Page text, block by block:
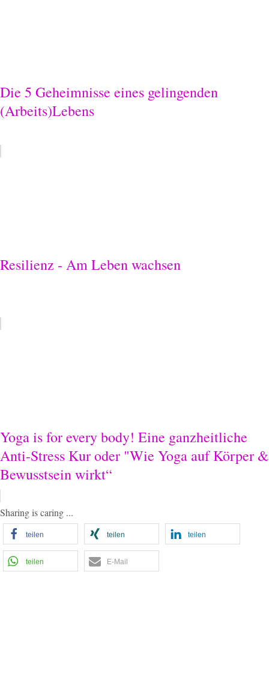
Die 5 Geheimnisse eines gelingenden
(Arbeits)Lebens
Resilienz - Am Leben wachsen
Yoga is for every body! Eine ganzheitliche
Anti-Stress Kur oder "Wie Yoga auf Körper &
Bewusstsein wirkt“
Sharing is caring ...
teilen teilen teilen
teilen E-Mail